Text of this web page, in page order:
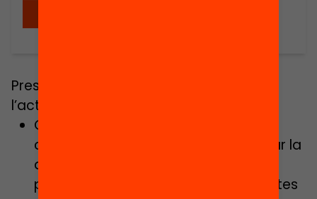
Presentació que acompanya
l’acte:
Quin tipus de solucions aportem als
centres i al professorat per gestionar la
diversitat? Com eradicar unes
practiques tan habituals i amb efectes